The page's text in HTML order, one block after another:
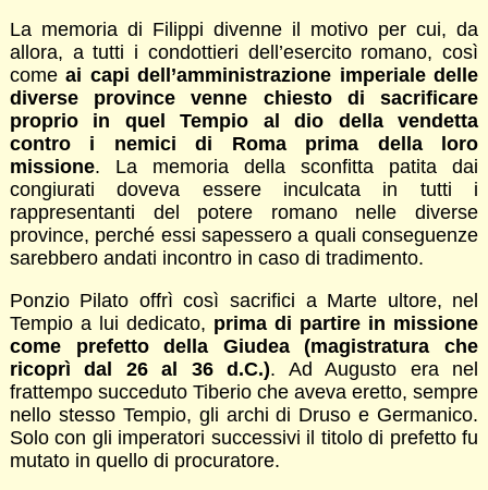
La memoria di Filippi divenne il motivo per cui, da
allora, a tutti i condottieri dell’esercito romano, così
comeai capi dell’amministrazione imperiale delle
diverse province venne chiesto di sacrificare
proprio in quel Tempio al dio della vendetta
contro i nemici di Roma prima della loro
missione. La memoria della sconfitta patita dai
congiurati doveva essere inculcata in tutti i
rappresentanti del potere romano nelle diverse
province, perché essi sapessero a quali conseguenze
sarebbero andati incontro in caso di tradimento.
Ponzio Pilato offrì così sacrifici a Marte ultore, nel
Tempio a lui dedicato, prima di partire in missione
come prefetto della Giudea (magistratura che
ricoprì dal 26 al 36 d.C.). Ad Augusto era nel
frattempo succeduto Tiberio che aveva eretto, sempre
nello stesso Tempio, gli archi di Druso e Germanico.
Solo con gli imperatori successivi il titolo di prefetto fu
mutato in quello di procuratore.